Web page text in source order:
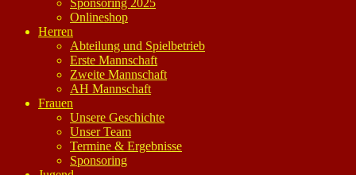
Sponsoring 2025
Onlineshop
Herren
Abteilung und Spielbetrieb
Erste Mannschaft
Zweite Mannschaft
AH Mannschaft
Frauen
Unsere Geschichte
Unser Team
Termine & Ergebnisse
Sponsoring